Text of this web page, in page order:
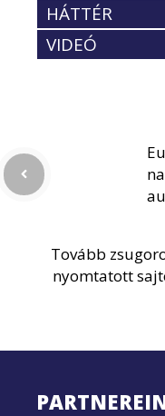
HÁTTÉR
VIDEÓ
Tovább
nyomtatott